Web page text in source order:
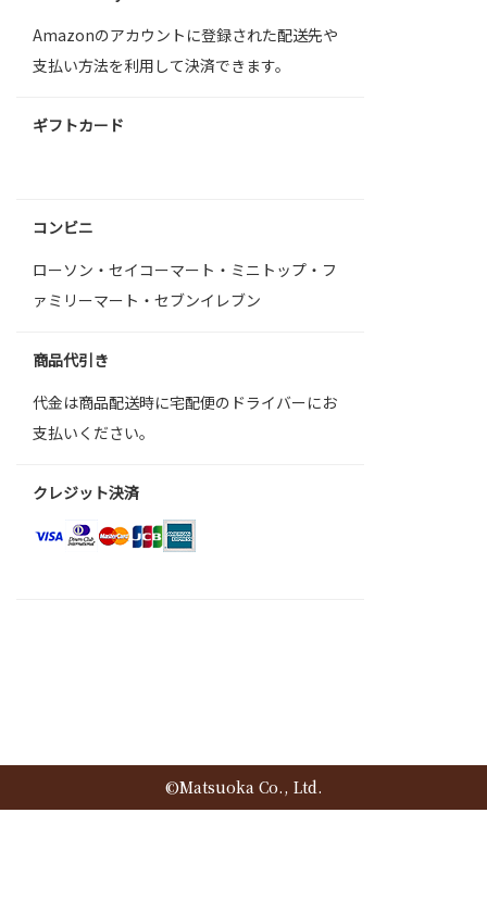
Amazonのアカウントに登録された配送先や
支払い方法を利用して決済できます。
ギフトカード
コンビニ
ローソン・セイコーマート・ミニトップ・フ
ァミリーマート・セブンイレブン
商品代引き
代金は商品配送時に宅配便のドライバーにお
支払いください。
クレジット決済
©Matsuoka Co., Ltd.